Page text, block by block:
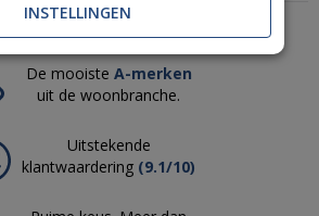
De mooiste A-merken
uit de woonbranche.
Uitstekende
klantwaardering (9.1/10)
INSTELLINGEN